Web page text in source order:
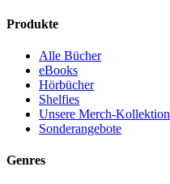
Produkte
Alle Bücher
eBooks
Hörbücher
Shelfies
Unsere Merch-Kollektion
Sonderangebote
Genres